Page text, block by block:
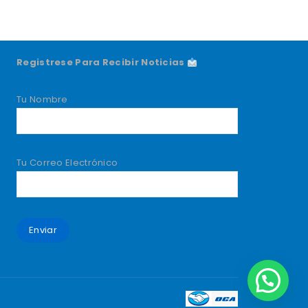
Registrese Para Recibir Noticias
Tu Nombre
Tu Correo Electrónico